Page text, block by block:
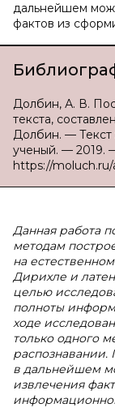
дальнейшем
фактов из
Долбин, А. В.
текста,
Долбин. —
ученый. — 2019.
https://moluch.ru/
Данная работа
методам
на
Дирихле и
целью
полноты
ходе
только одного
распознавании.
в дальнейшем
извлечения